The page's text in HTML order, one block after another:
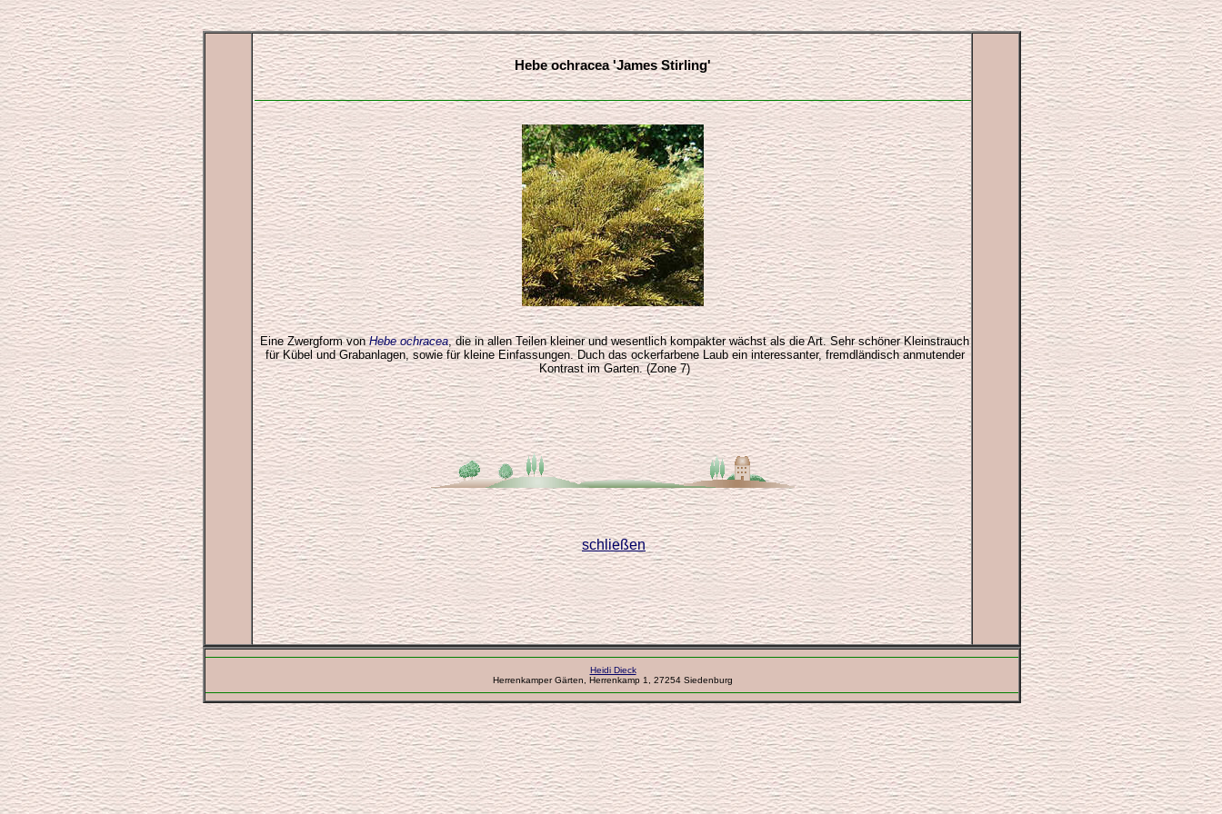
Hebe ochracea 'James Stirling'
Eine Zwergform vonHebe ochracea, die in allen Teilen kleiner und wesentlich kompakter wächst als die Art. Sehr schöner Kleinstrauch
für Kübel und Grabanlagen, sowie für kleine Einfassungen. Duch das ockerfarbene Laub ein interessanter, fremdländisch anmutender
Kontrast im Garten. (Zone 7)
schließen
Heidi Dieck
Herrenkamper Gärten, Herrenkamp 1, 27254 Siedenburg